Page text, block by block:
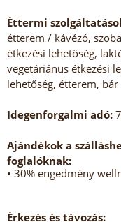
Éttermi
étterem / kávézó,
étkezési lehetőség,
vegetáriánus étkezési
lehetőség, étterem, bár
Idegenforgalmi adó:
Ajándékok a
foglalóknak:
• 30% engedmény
Érkezés és távozás: